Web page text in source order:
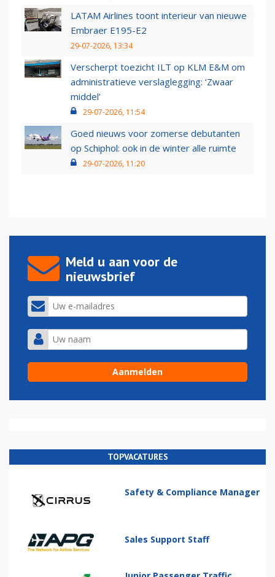
LATAM Airlines toont interieur van nieuwe
Embraer E195-E2
29-07-2026, 13:34
Verscherpt toezicht ILT op KLM E&M om
administratieve verslaglegging: ‘Zwaar
middel’
29-07-2026, 11:54
Goed nieuws voor zomerse debutanten
op Schiphol: ook in de winter alle ruimte
29-07-2026, 11:20
Meld u aan voor de
nieuwsbrief
TOPVACATURES
Safety & Compliance Manager
Sales Support Staff